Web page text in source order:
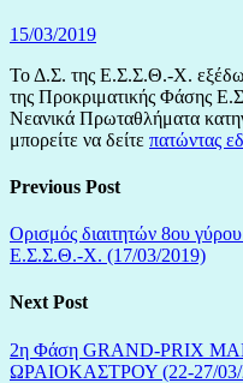
15/03/2019
Το Δ.Σ. της Ε.Σ.Σ.Θ.-Χ.
της Προκριματικής Φάσης
Νεανικά Πρωταθλήματα
μπορείτε να δείτε πατώντας
Previous Post
Ορισμός διαιτητών 8ου
Ε.Σ.Σ.Θ.-Χ. (17/03/2019)
Next Post
2η Φάση GRAND-PRIX
ΩΡΑΙΟΚΑΣΤΡΟΥ (22-27/03/